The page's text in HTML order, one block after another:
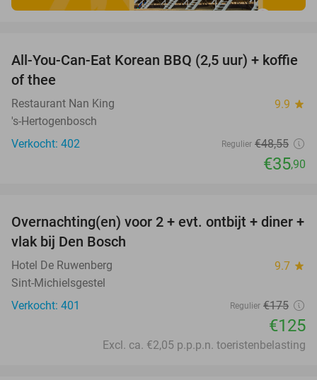
26%
All-You-Can-Eat Korean BBQ (2,5 uur) + koffie
of thee
Restaurant Nan King 9.9 star
's-Hertogenbosch
Verkocht: 402
Regulier €48,55
€35,90
29%
Overnachting(en) voor 2 + evt. ontbijt + diner +
vlak bij Den Bosch
Hotel De Ruwenberg 9.7 star
Sint-Michielsgestel
Verkocht: 401
Regulier €175
€125
Excl. ca. €2,05 p.p.p.n. toeristenbelasting